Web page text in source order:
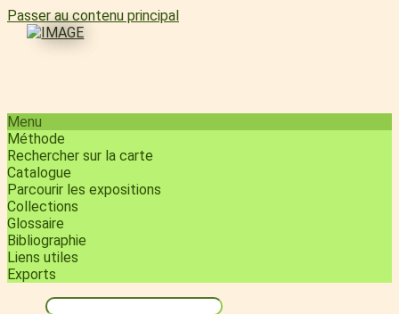
Passer au contenu principal
Menu
Méthode
Rechercher sur la carte
Catalogue
Parcourir les expositions
Collections
Glossaire
Bibliographie
Liens utiles
Exports